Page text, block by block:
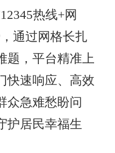
热线+网
通过网格长扎
题，平台精准上
快速响应、高效
众急难愁盼问
护居民幸福生